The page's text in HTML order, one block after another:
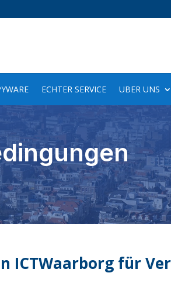
ECHTER SERVICE UBER UNS
ICTWaarborg für